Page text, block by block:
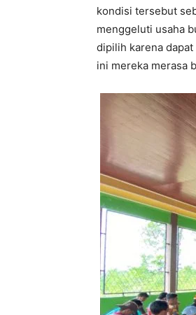
kondisi tersebut
menggeluti usaha
dipilih karena
ini mereka merasa